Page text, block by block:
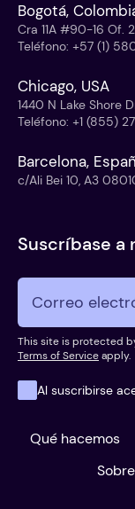
Bogotá,
Cra 11A #90-16 Of.
Teléfono: +57 (1)
Chicago, USA
1440 N Lake Shore
Teléfono: +1 (855)
Barcelona,
c/Ali Bei 10, A3
Suscríbase a
This site is protected
Terms of Serviceapply.
Al suscribirse
Qué hacemos